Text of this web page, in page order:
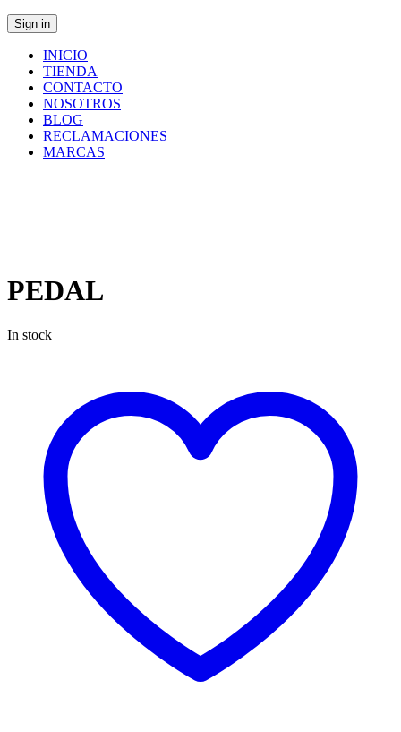
INICIO
TIENDA
CONTACTO
NOSOTROS
BLOG
RECLAMACIONES
MARCAS
PEDAL
In stock